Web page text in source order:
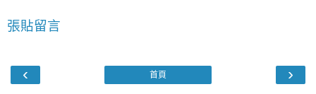
張貼留言
‹ ›
首頁